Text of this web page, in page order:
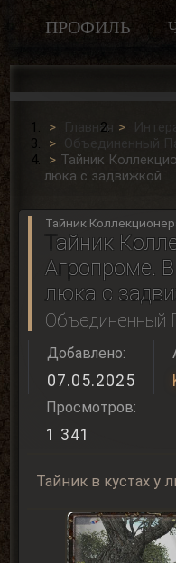
ПРОФИЛЬ
Главная
Объединенный
Тайник
люка с задвижкой
Тайник
Тайник
Агропроме. В
люка с
Объединенный
Добавлено:
07.05.2025
Просмотров:
1 341
Тайник в кустах у